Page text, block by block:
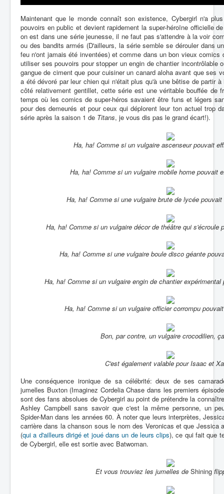
Maintenant que le monde connaît son existence, Cybergirl n'a
pouvoirs en public et devient rapidement la super-héroïne officielle
on est dans une série jeunesse, il ne faut pas s'attendre à la voir
ou des bandits armés (D'ailleurs, la série semble se dérouler dans
feu n'ont jamais été inventées) et comme dans un bon vieux comics
utiliser ses pouvoirs pour stopper un engin de chantier incontrôlable
gangue de ciment que pour cuisiner un canard aloha avant que ses
a été dévoré par leur chien qui n'était plus qu'à une bêtise de partir
côté relativement gentillet, cette série est une véritable bouffée de
temps où les comics de super-héros savaient être funs et légers
pour des demeurés et pour ceux qui déplorent leur ton actuel trop
série après la saison 1 de Titans, je vous dis pas le grand écart!).
Ha, ha! Comme si un vulgaire ascenseur pouvait
Ha, ha! Comme si un vulgaire mobile home pouvait
Ha, ha! Comme si une vulgaire brute de lycée pouvait
Ha, ha! Comme si un vulgaire décor de théâtre qui s'écroule
Ha, ha! Comme si une vulgaire boule disco géante
Ha, ha! Comme si un vulgaire engin de chantier expérimental
Ha, ha! Comme si un vulgaire officier corrompu
Bon, par contre, un vulgaire crocodilien,
C'est également valable pour Isaac et
Une conséquence ironique de sa célébrité: deux de ses
jumelles Buxton (Imaginez Cordelia Chase dans les premiers
sont des fans absolues de Cybergirl au point de prétendre la
Ashley Campbell sans savoir que c'est la même personne, un
Spider-Man dans les années 60. À noter que leurs interprètes,
carrière dans la chanson sous le nom des Veronicas et que Jessica
(qui a d'ailleurs dirigé et joué dans un de leurs clips), ce qui fait que
de Cybergirl, elle est sortie avec Batwoman.
Et vous trouviez les jumelles de Shining